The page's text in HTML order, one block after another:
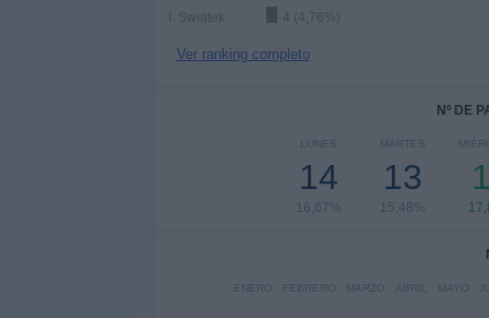
I. Swiatek
4 (4,76%)
Ver ranking completo
Nº DE
LUNES
14
16,67%
MARTES
13
15,48%
ENERO FEBRERO MARZO ABRIL MAYO